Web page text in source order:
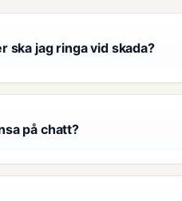
ska jag ringa vid skada?
på chatt?